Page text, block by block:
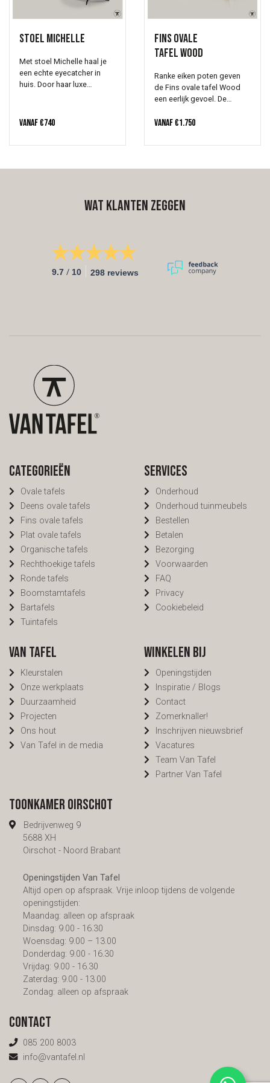
Stoel Michelle
Met stoel Michelle haal je
een echte eyecatcher in
huis. Door haar luxe
die past in ieder interieur.
Ook hier kun je voor de
stoffering kiezen uit vele
samenstelt.
Vanaf€740
Fins ovale
tafel Wood
Ranke eiken poten geven
de Fins ovale tafel Wood
een eerlijk gevoel. De
Vanaf€1.750
Wat klanten zeggen
9.7 / 10 298 reviews
Categorieën
Ovale tafels
Deens ovale tafels
Fins ovale tafels
Plat ovale tafels
Organische tafels
Rechthoekige tafels
Ronde tafels
Boomstamtafels
Bartafels
Tuintafels
Services
Onderhoud
Onderhoud tuinmeubels
Bestellen
Betalen
Bezorging
Voorwaarden
FAQ
Privacy
Cookiebeleid
Van Tafel
Kleurstalen
Onze werkplaats
Duurzaamheid
Projecten
Ons hout
Van Tafel in de media
Winkelen bij
Openingstijden
Inspiratie / Blogs
Contact
Zomerknaller!
Inschrijven nieuwsbrief
Vacatures
Team Van Tafel
Partner Van Tafel
Toonkamer Oirschot
Bedrijvenweg 9
5688 XH
Oirschot - Noord Brabant
Openingstijden Van Tafel
Altijd open op afspraak. Vrije inloop tijdens de volgende
openingstijden:
Maandag: alleen op afspraak
Dinsdag: 9.00 - 16.30
Woensdag: 9.00 – 13.00
Donderdag: 9.00 - 16.30
Vrijdag: 9.00 - 16.30
Zaterdag: 9.00 - 13.00
Zondag: alleen op afspraak
Contact
085 200 8003
info@vantafel.nl